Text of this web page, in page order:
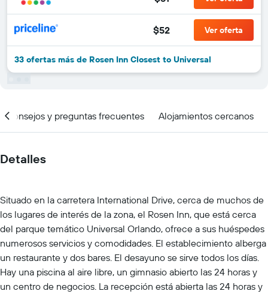
$52 Ver oferta
33 ofertas más de Rosen Inn Closest to Universal
Consejos y preguntas frecuentes Alojamientos cercanos
Detalles
Situado en la carretera International Drive, cerca de muchos de
los lugares de interés de la zona, el Rosen Inn, que está cerca
del parque temático Universal Orlando, ofrece a sus huéspedes
numerosos servicios y comodidades. El establecimiento alberga
un restaurante y dos bares. El desayuno se sirve todos los días.
Hay una piscina al aire libre, un gimnasio abierto las 24 horas y
un centro de negocios. La recepción está abierta las 24 horas y